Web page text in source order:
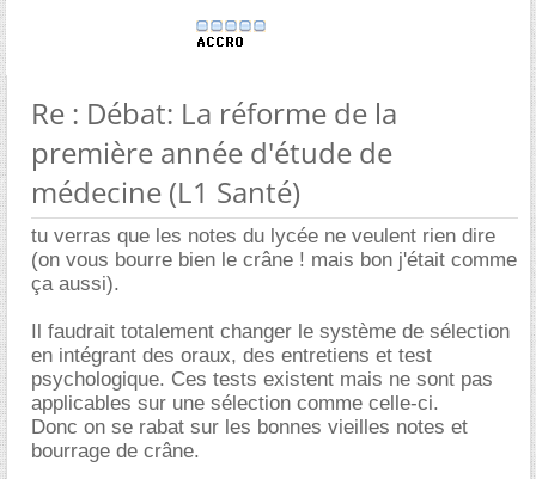
Re : Débat: La réforme de la
première année d'étude de
médecine (L1 Santé)
tu verras que les notes du lycée ne veulent rien dire
(on vous bourre bien le crâne ! mais bon j'était comme
ça aussi).
Il faudrait totalement changer le système de sélection
en intégrant des oraux, des entretiens et test
psychologique. Ces tests existent mais ne sont pas
applicables sur une sélection comme celle-ci.
Donc on se rabat sur les bonnes vieilles notes et
bourrage de crâne.